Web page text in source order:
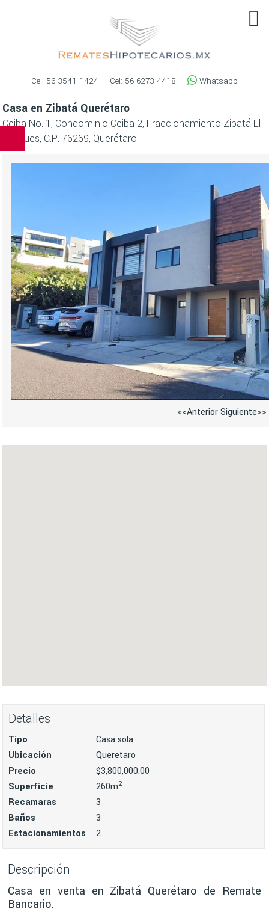
Cel: 56-3541-1424 Cel: 56-6273-4418 Whatsapp
Casa en Zibatá Querétaro
Ceiba No. 1, Condominio Ceiba 2, Fraccionamiento Zibatá El
Marques, C.P. 76269, Querétaro.
<<AnteriorSiguiente>>
Detalles
Tipo
Casa sola
Ubicación
Queretaro
Precio
$3,800,000.00
Superficie
260m2
Recamaras
3
Baños
3
Estacionamientos
2
Descripción
Casa en venta en Zibatá Querétaro de Remate
Bancario.